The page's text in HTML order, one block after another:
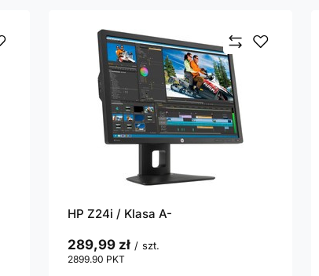
HP Z24i / Klasa A-
289,99 zł / szt.
2899.90 PKT